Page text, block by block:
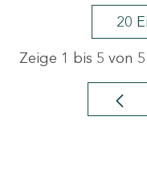
20
Zeige 1 bis 5 von